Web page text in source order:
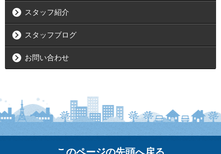
スタッフ紹介
スタッフブログ
お問い合わせ